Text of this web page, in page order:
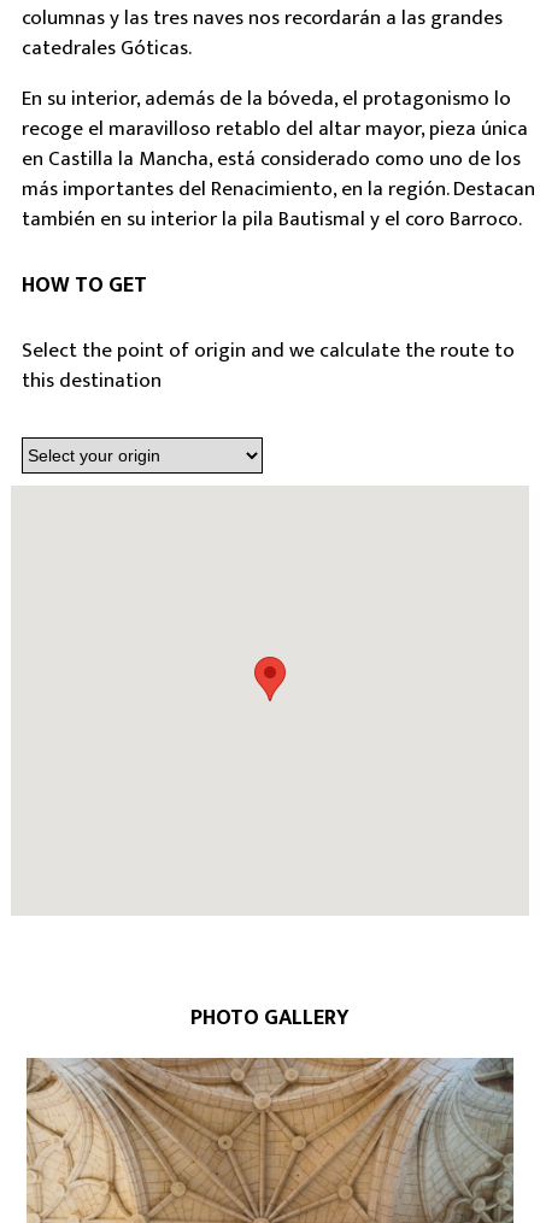
columnas y las tres naves nos recordarán a las grandes
catedrales Góticas.
En su interior, además de la bóveda, el protagonismo lo
recoge el maravilloso retablo del altar mayor, pieza única
en Castilla la Mancha, está considerado como uno de los
más importantes del Renacimiento, en la región. Destacan
también en su interior la pila Bautismal y el coro Barroco.
HOW TO GET
Select the point of origin and we calculate the route to
this destination
PHOTO GALLERY